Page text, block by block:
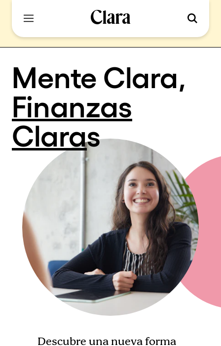
Mente Clara,
Finanzas
Claras
Descubre una nueva forma